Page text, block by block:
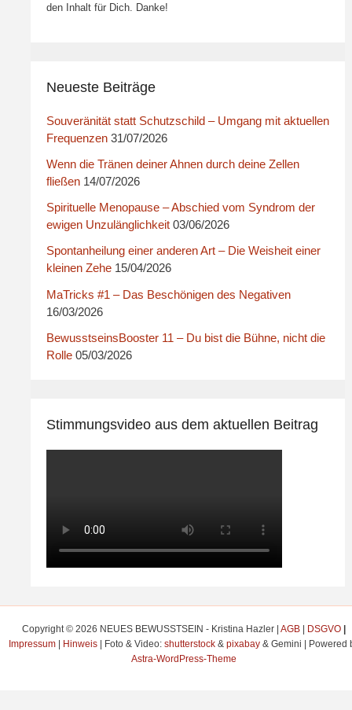
den Inhalt für Dich. Danke!
Neueste Beiträge
Souveränität statt Schutzschild – Umgang mit aktuellen
Frequenzen 31/07/2026
Wenn die Tränen deiner Ahnen durch deine Zellen
fließen 14/07/2026
Spirituelle Menopause – Abschied vom Syndrom der
ewigen Unzulänglichkeit 03/06/2026
Spontanheilung einer anderen Art – Die Weisheit einer
kleinen Zehe 15/04/2026
MaTricks #1 – Das Beschönigen des Negativen
16/03/2026
BewusstseinsBooster 11 – Du bist die Bühne, nicht die
Rolle 05/03/2026
Stimmungsvideo aus dem aktuellen Beitrag
Copyright © 2026 NEUES BEWUSSTSEIN - Kristina Hazler | AGB DSGVO
Impressum| Hinweis| Foto & Video: shutterstock& pixabay& Gemini | Powered
Astra-WordPress-Theme